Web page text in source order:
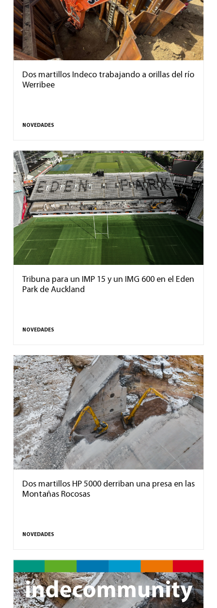
Dos martillos Indeco trabajando a orillas del río
Werribee
NOVEDADES
Tribuna para un IMP 15 y un IMG 600 en el Eden
Park de Auckland
NOVEDADES
Dos martillos HP 5000 derriban una presa en las
Montañas Rocosas
NOVEDADES